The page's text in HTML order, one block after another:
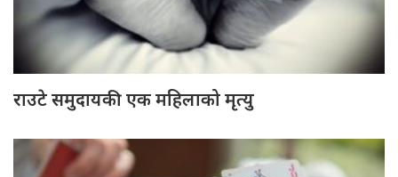
राउटे समुदायकी एक महिलाको मृत्यु